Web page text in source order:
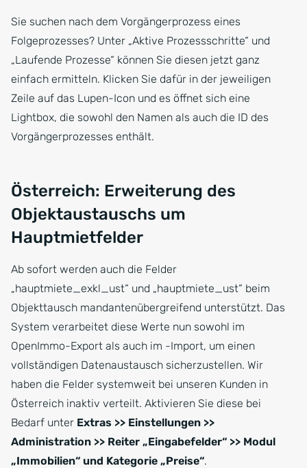
Sie suchen nach dem Vorgängerprozess eines
Folgeprozesses? Unter „Aktive Prozessschritte“ und
„Laufende Prozesse“ können Sie diesen jetzt ganz
einfach ermitteln. Klicken Sie dafür in der jeweiligen
Zeile auf das Lupen-Icon und es öffnet sich eine
Lightbox, die sowohl den Namen als auch die ID des
Vorgängerprozesses enthält.
Österreich: Erweiterung des
Objektaustauschs um
Hauptmietfelder
Ab sofort werden auch die Felder
„hauptmiete_exkl_ust“ und „hauptmiete_ust“ beim
Objekttausch mandantenübergreifend unterstützt. Das
System verarbeitet diese Werte nun sowohl im
OpenImmo-Export als auch im -Import, um einen
vollständigen Datenaustausch sicherzustellen. Wir
haben die Felder systemweit bei unseren Kunden in
Österreich inaktiv verteilt. Aktivieren Sie diese bei
Bedarf unter Extras >> Einstellungen >>
Administration >> Reiter „Eingabefelder“ >> Modul
„Immobilien“ und Kategorie „Preise“.